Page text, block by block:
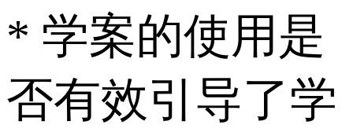
* 学案的使用是
否有效引导了学